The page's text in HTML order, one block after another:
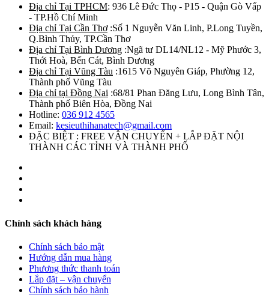
Địa chỉ Tại TPHCM: 936 Lê Đức Thọ - P15 - Quận Gò Vấp
- TP.Hồ Chí Minh
Địa chỉ Tại Cần Thơ:Số 1 Nguyễn Văn Linh, P.Long Tuyền,
Q.Bình Thủy, TP.Cần Thơ
Địa chỉ Tại Bình Dương :Ngã tư DL14/NL12 - Mỹ Phước 3,
Thới Hoà, Bến Cát, Bình Dương
Địa chỉ Tại Vũng Tàu :1615 Võ Nguyên Giáp, Phường 12,
Thành phố Vũng Tàu
Địa chỉ tại Đồng Nai :68/81 Phan Đăng Lưu, Long Bình Tân,
Thành phố Biên Hòa, Đồng Nai
Hotline: 036 912 4565
Email: kesieuthihanatech@gmail.com
ĐẶC BIỆT : FREE VẬN CHUYỂN + LẮP ĐẶT NỘI
THÀNH CÁC TỈNH VÀ THÀNH PHỐ
Chính sách khách hàng
Chính sách bảo mật
Hướng dẫn mua hàng
Phương thức thanh toán
Lắp đặt – vận chuyển
Chính sách bảo hành